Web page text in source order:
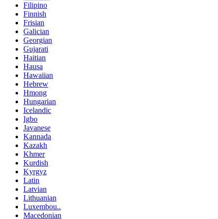
Filipino
Finnish
Frisian
Galician
Georgian
Gujarati
Haitian
Hausa
Hawaiian
Hebrew
Hmong
Hungarian
Icelandic
Igbo
Javanese
Kannada
Kazakh
Khmer
Kurdish
Kyrgyz
Latin
Latvian
Lithuanian
Luxembou..
Macedonian